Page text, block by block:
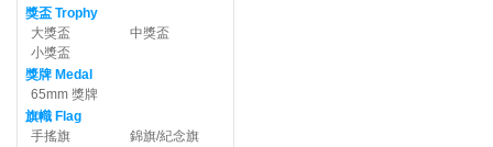
獎盃 Trophy
大獎盃
中獎盃
小獎盃
獎牌 Medal
65mm 獎牌
旗幟 Flag
手搖旗
錦旗/紀念旗